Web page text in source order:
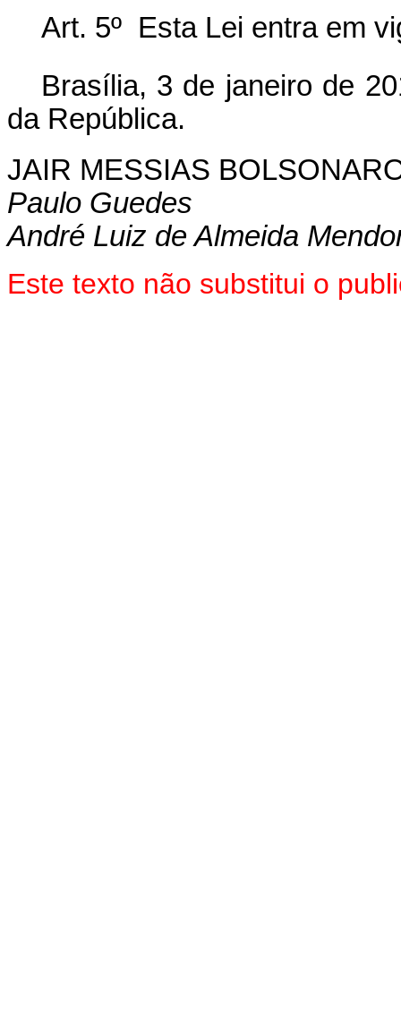
Art. 5º Esta Lei entra em
Brasília, 3 de janeiro de
da República.
JAIR MESSIAS
Paulo Guedes
André Luiz de Almeida
Este texto não substitui o